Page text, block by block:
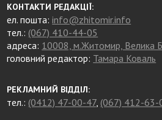
КОНТАКТИ РЕДАКЦІЇ:
ел. пошта:info@zhitomir.info
тел.: (067) 410-44-05
адреса: 10008, м.Житомир, Велика
головний редактор: Тамара Коваль
РЕКЛАМНИЙ ВІДДІЛ:
тел.: (0412) 47-00-47, (067) 412-63-